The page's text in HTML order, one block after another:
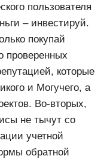
пользователя
– инвестируй.
покупай
проверенных
которые
и Могучего, а
Во-вторых,
не тычут со
учетной
обратной